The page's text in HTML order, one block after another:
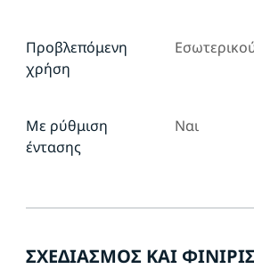
Προβλεπόμενη
χρήση
Με ρύθμιση
έντασης
Ναι
ΣΧΕΔΙΑΣΜΌΣ ΚΑΙ